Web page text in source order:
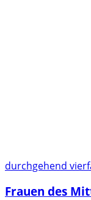
durchgehend
Frauen des